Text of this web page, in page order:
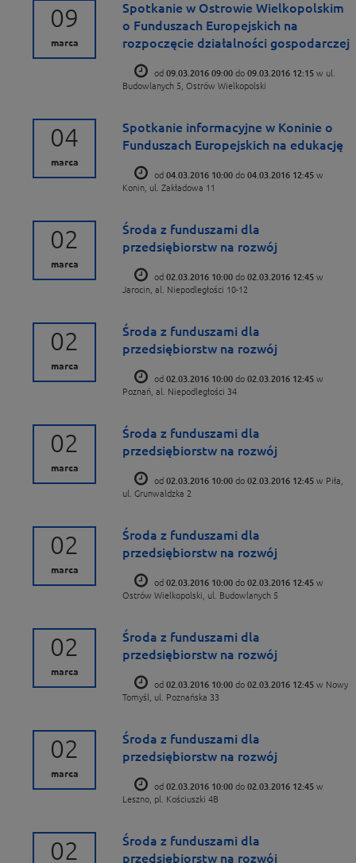
09
marca
Spotkanie w Ostrowie Wielkopolskim
o Funduszach Europejskich na
rozpoczęcie działalności gospodarczej
od 09.03.2016 09:00 do 09.03.2016 12:15 w ul.
Budowlanych 5, Ostrów Wielkopolski
04
marca
Spotkanie informacyjne w Koninie o
Funduszach Europejskich na edukację
od 04.03.2016 10:00 do 04.03.2016 12:45 w
Konin, ul. Zakładowa 11
02
marca
Środa z funduszami dla
przedsiębiorstw na rozwój
od 02.03.2016 10:00 do 02.03.2016 12:45 w
Jarocin, al. Niepodległości 10-12
02
marca
Środa z funduszami dla
przedsiębiorstw na rozwój
od 02.03.2016 10:00 do 02.03.2016 12:45 w
Poznań, al. Niepodległości 34
02
marca
Środa z funduszami dla
przedsiębiorstw na rozwój
od 02.03.2016 10:00 do 02.03.2016 12:45 w Piła,
ul. Grunwaldzka 2
02
marca
Środa z funduszami dla
przedsiębiorstw na rozwój
od 02.03.2016 10:00 do 02.03.2016 12:45 w
Ostrów Wielkopolski, ul. Budowlanych 5
02
marca
Środa z funduszami dla
przedsiębiorstw na rozwój
od 02.03.2016 10:00 do 02.03.2016 12:45 w Nowy
Tomyśl, ul. Poznańska 33
02
marca
Środa z funduszami dla
przedsiębiorstw na rozwój
od 02.03.2016 10:00 do 02.03.2016 12:45 w
Leszno, pl. Kościuszki 4B
02
Środa z funduszami dla
przedsiębiorstw na rozwój